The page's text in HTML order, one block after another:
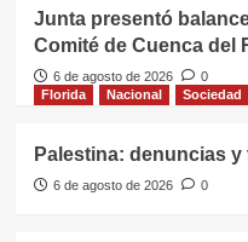
Junta presentó
Comité de Cuenca del
6 de agosto de 2026
0
Florida
Nacional Sociedad
Palestina: denuncias
6 de agosto de 2026 0